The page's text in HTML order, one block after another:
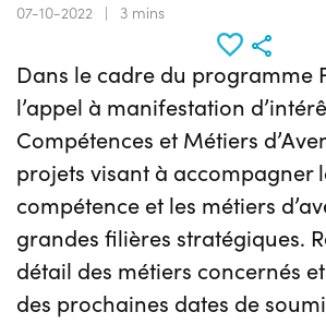
07-10-2022 | 3 mins
Dans le cadre du programme
l’appel à manifestation
Compétences et Métiers
projets visant à accompagner
compétence et les métiers
grandes filières stratégiques.
détail des métiers concernés
des prochaines dates de